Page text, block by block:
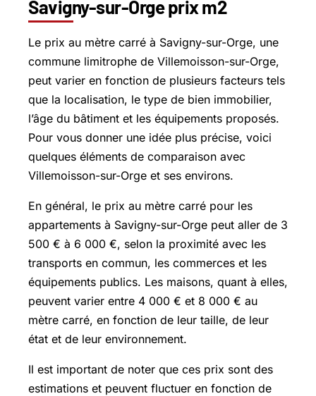
Savigny-sur-Orge prix m2
Le prix au mètre carré à Savigny-sur-Orge, une
commune limitrophe de Villemoisson-sur-Orge,
peut varier en fonction de plusieurs facteurs tels
que la localisation, le type de bien immobilier,
l’âge du bâtiment et les équipements proposés.
Pour vous donner une idée plus précise, voici
quelques éléments de comparaison avec
Villemoisson-sur-Orge et ses environs.
En général, le prix au mètre carré pour les
appartements à Savigny-sur-Orge peut aller de 3
500 € à 6 000 €, selon la proximité avec les
transports en commun, les commerces et les
équipements publics. Les maisons, quant à elles,
peuvent varier entre 4 000 € et 8 000 € au
mètre carré, en fonction de leur taille, de leur
état et de leur environnement.
Il est important de noter que ces prix sont des
estimations et peuvent fluctuer en fonction de